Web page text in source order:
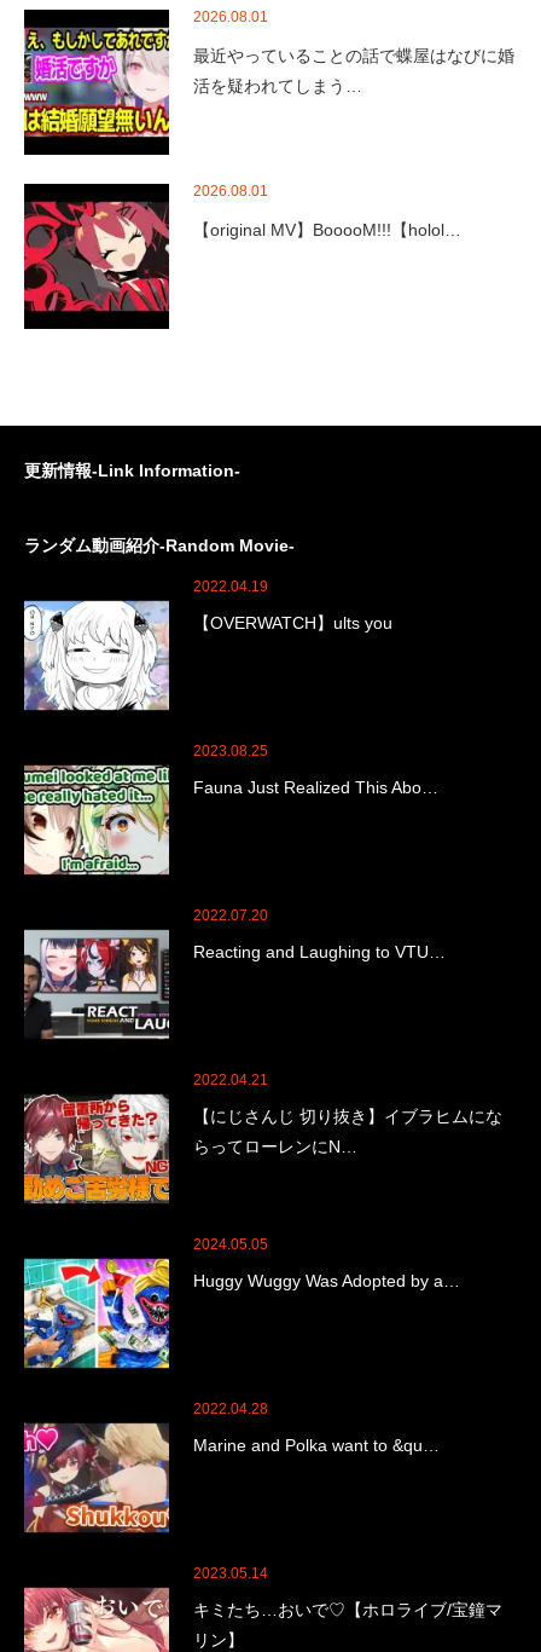
2026.08.01
最近やっていることの話で蝶屋はなびに婚
活を疑われてしまう…
2026.08.01
【original MV】BooooM!!!【holol…
更新情報-Link Information-
ランダム動画紹介-Random Movie-
2022.04.19
【OVERWATCH】ults you
2023.08.25
Fauna Just Realized This Abo…
2022.07.20
Reacting and Laughing to VTU…
2022.04.21
【にじさんじ 切り抜き】イブラヒムにな
らってローレンにN…
2024.05.05
Huggy Wuggy Was Adopted by a…
2022.04.28
Marine and Polka want to &qu…
2023.05.14
キミたち…おいで♡【ホロライブ/宝鐘マ
リン】